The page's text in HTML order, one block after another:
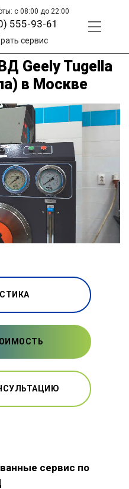
с 08:00 до 22:00
555-93-61
сервис
Geely Tugella
в Москве
сервис по